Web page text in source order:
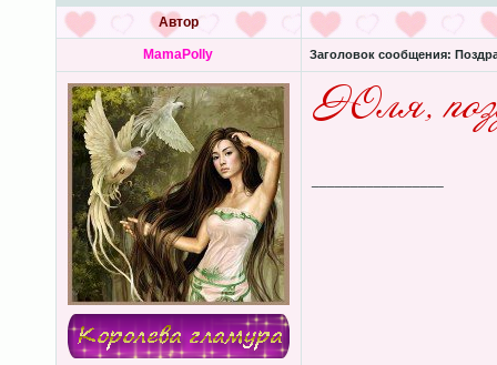
Автор
MamaPolly Заголовок сообщения: